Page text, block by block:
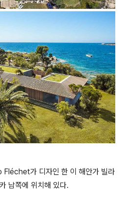
Fléchet가 디자인 한 이 해안가 빌라
남쪽에 위치해 있다.